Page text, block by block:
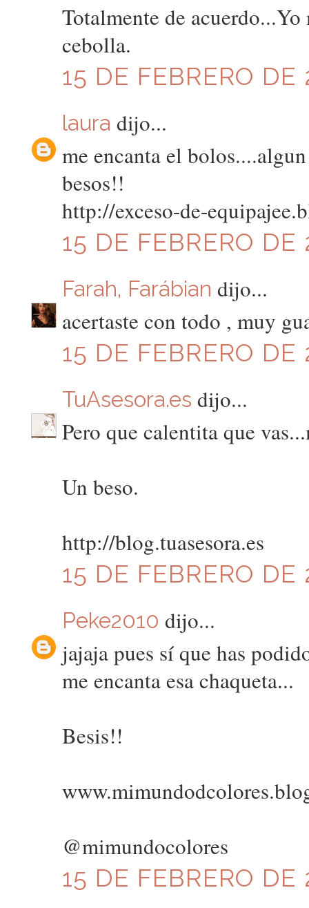
Totalmente de
cebolla.
15 DE FEBRERO DE
laura dijo...
me encanta el
besos!!
http://exceso-de-
15 DE FEBRERO DE
Farah, Farábian dijo...
acertaste con todo , muy
15 DE FEBRERO DE
TuAsesora.es dijo...
Pero que calentita que
Un beso.
http://blog.tuasesora.es
15 DE FEBRERO
Peke2010 dijo...
jajaja pues sí que has
me encanta esa chaqueta...
Besis!!
@mimundocolores
15 DE FEBRERO